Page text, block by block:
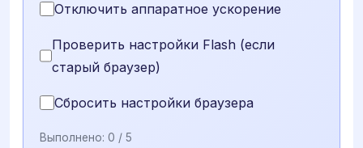
Отключить аппаратное ускорение
Проверить настройки Flash (если
старый браузер)
Сбросить настройки браузера
Выполнено: 0 / 5